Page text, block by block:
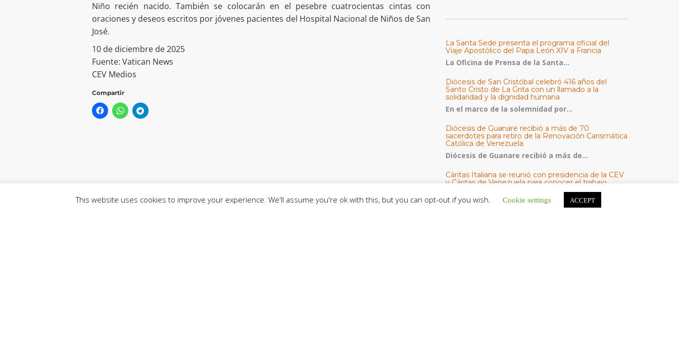
Niño recién nacido. También se colocarán en el pesebre cuatrocientas cintas con
oraciones y deseos escritos por jóvenes pacientes del Hospital Nacional de Niños de San
José.
10 de diciembre de 2025
Fuente: Vatican News
CEV Medios
Compartir
La Santa Sede presenta el programa oficial del
Viaje Apostólico del Papa León XIV a Francia
La Oficina de Prensa de la Santa...
Diócesis de San Cristóbal celebró 416 años del
Santo Cristo de La Grita con un llamado a la
solidaridad y la dignidad humana
En el marco de la solemnidad por...
Diócesis de Guanare recibió a más de 70
sacerdotes para retiro de la Renovación Carismática
Católica de Venezuela
Diócesis de Guanare recibió a más de...
Cáritas Italiana se reunió con presidencia de la CEV
y Cáritas de Venezuela para conocer el trabajo
Una delegación encabezada por el padre Marco...
This website uses cookies to improve your experience. We'll assume you're ok with this, but you can opt-out if you wish. Cookie settings ACCEPT